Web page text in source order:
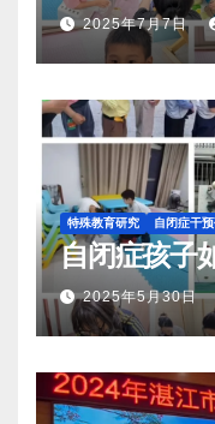
2025年7月7日
特殊教育研究 自闭症干
自闭症孩子
2025年5月30日